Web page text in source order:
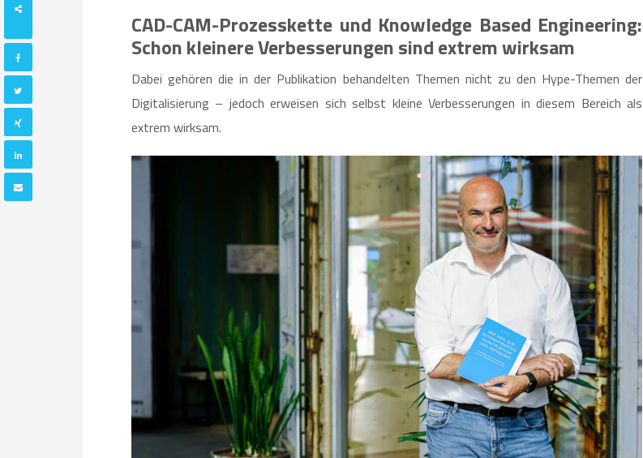
CAD-CAM-Prozesskette und Knowledge Based Engineering:
Schon kleinere Verbesserungen sind extrem wirksam
Dabei gehören die in der Publikation behandelten Themen nicht zu den Hype-Themen der
Digitalisierung – jedoch erweisen sich selbst kleine Verbesserungen in diesem Bereich als
extrem wirksam.